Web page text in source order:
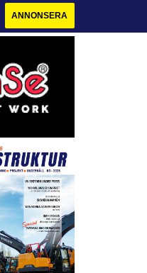
ANNONSERA